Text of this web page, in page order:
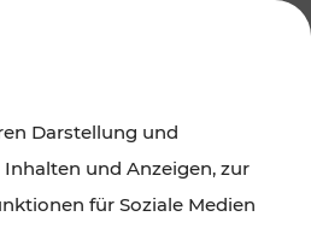
Darstellung und
und Anzeigen, zur
für Soziale Medien